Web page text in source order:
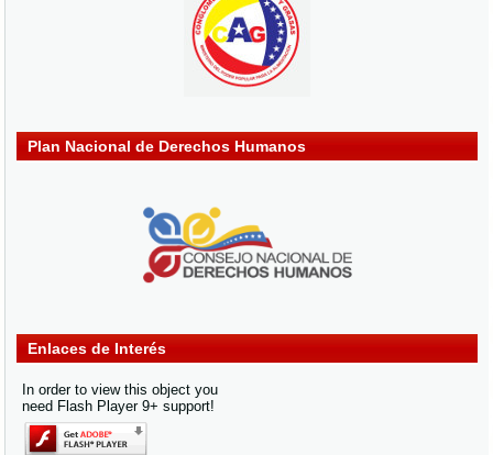
Plan Nacional de Derechos Humanos
Enlaces de Interés
In order to view this object you
need Flash Player 9+ support!